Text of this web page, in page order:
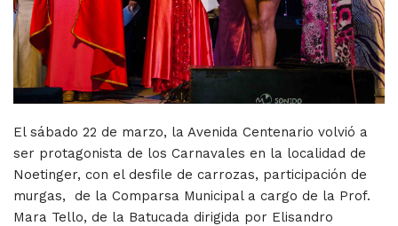
El sábado 22 de marzo, la Avenida Centenario volvió a
ser protagonista de los Carnavales en la localidad de
Noetinger, con el desfile de carrozas, participación de
murgas, de la Comparsa Municipal a cargo de la Prof.
Mara Tello, de la Batucada dirigida por Elisandro